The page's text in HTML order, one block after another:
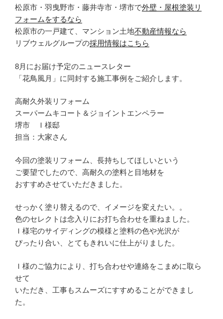
松原市・羽曳野市・藤井寺市・堺市で外壁・屋根塗装リ
フォームをするなら
松原市の一戸建て、マンション土地不動産情報なら
リブウェルグループの採用情報はこちら
8月にお届け予定のニュースレター
「花鳥風月」に同封する施工事例をご紹介します。
高耐久外装リフォーム
スーパームキコート＆ジョイントエンペラー
堺市 Ｉ様邸
担当：大家さん
今回の塗装リフォーム、長持ちしてほしいという
ご要望でしたので、高耐久の塗料と目地材を
おすすめさせていただきました。
せっかく塗り替えるので、イメージを変えたい。。
色のセレクトは念入りにお打ち合わせを重ねました。
Ｉ様宅のサイディングの模様と塗料の色や光沢が
ぴったり合い、とてもきれいに仕上がりました。
Ｉ様のご協力により、打ち合わせや連絡をこまめに取ら
せて
いただき、工事もスムーズにすすめることができまし
た。